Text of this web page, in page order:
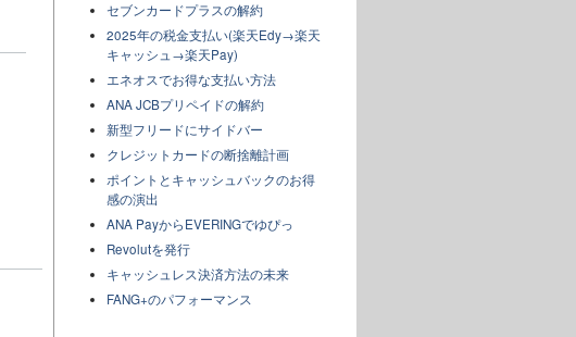
セブンカードプラスの解約
2025年の税金支払い(楽天Edy→楽天
キャッシュ→楽天Pay)
エネオスでお得な支払い方法
ANA JCBプリペイドの解約
新型フリードにサイドバー
クレジットカードの断捨離計画
ポイントとキャッシュバックのお得
感の演出
ANA PayからEVERINGでゆぴっ
Revolutを発行
キャッシュレス決済方法の未来
FANG+のパフォーマンス